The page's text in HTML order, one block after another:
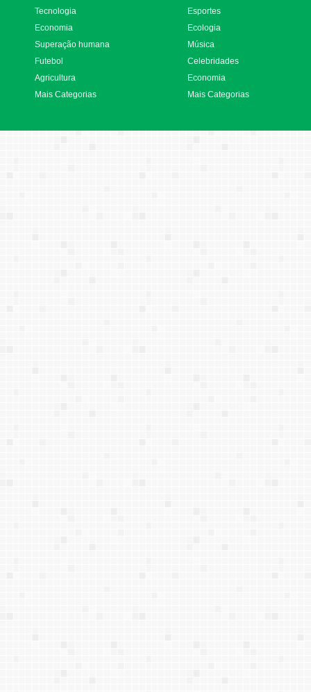
Tecnologia
Economia
Superação humana
Futebol
Agricultura
Mais Categorias
Esportes
Ecologia
Música
Celebridades
Economia
Mais Categorias